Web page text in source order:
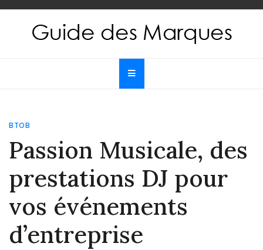
Skip
content
Guide des Marques
BTOB
Passion Musicale, des
prestations DJ pour
vos événements
d’entreprise